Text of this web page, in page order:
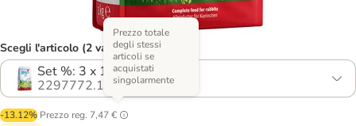
Scegli l'articolo (2 varianti)
Set %: 3 x 1 kg
2297772.1
-13.12% Prezzo reg. 7,47 €
Prezzo totale
degli stessi
articoli se
acquistati
singolarmente